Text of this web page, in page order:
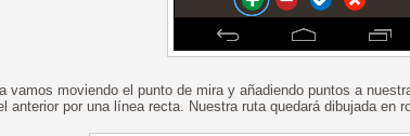
vamos moviendo el punto de mira y añadiendo puntos a
anterior por una línea recta. Nuestra ruta quedará dibujada en